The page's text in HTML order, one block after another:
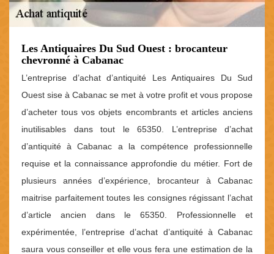
Les Antiquaires Du Sud Ouest : brocanteur
chevronné à Cabanac
L’entreprise d’achat d’antiquité Les Antiquaires Du Sud
Ouest sise à Cabanac se met à votre profit et vous propose
d’acheter tous vos objets encombrants et articles anciens
inutilisables dans tout le 65350. L’entreprise d’achat
d’antiquité à Cabanac a la compétence professionnelle
requise et la connaissance approfondie du métier. Fort de
plusieurs années d’expérience, brocanteur à Cabanac
maitrise parfaitement toutes les consignes régissant l’achat
d’article ancien dans le 65350. Professionnelle et
expérimentée, l’entreprise d’achat d’antiquité à Cabanac
saura vous conseiller et elle vous fera une estimation de la